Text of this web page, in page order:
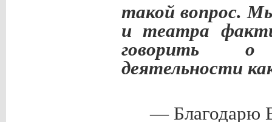
такой вопрос.
и театра
говорить о
деятельности
— Благодарю